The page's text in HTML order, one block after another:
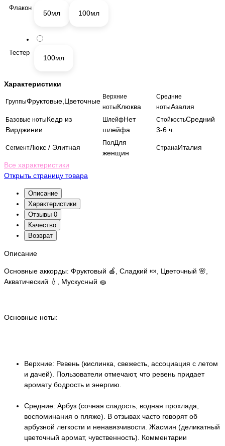
Флакон
50мл 100мл
Тестер
100мл
Характеристики
ГруппыФруктовые,Цветочные
Верхние
нотыКлюква
Средние
нотыАзалия
Базовые нотыКедр из
Вирджинии
ШлейфНет
шлейфа
СтойкостьСредний
3-6 ч.
СегментЛюкс / Элитная
ПолДля
женщин
СтранаИталия
Все характеристики
Открыть страницу товара
Описание
Характеристики
Отзывы 0
Качество
Возврат
Описание
Основные аккорды: Фруктовый 🍎, Сладкий 🍬, Цветочный 🌸,
Акватический 💧, Мускусный 🧽
Основные ноты:
Верхние: Ревень (кислинка, свежесть, ассоциация с летом
и дачей). Пользователи отмечают, что ревень придает
аромату бодрость и энергию.
Средние: Арбуз (сочная сладость, водная прохлада,
воспоминания о пляже). В отзывах часто говорят об
арбузной легкости и ненавязчивости. Жасмин (деликатный
цветочный аромат, чувственность). Комментарии